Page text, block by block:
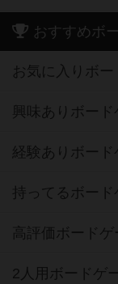
おすすめボ
お気に入りボ
興味ありボー
経験ありボー
持ってるボー
高評価ボード
2人用ボードゲ